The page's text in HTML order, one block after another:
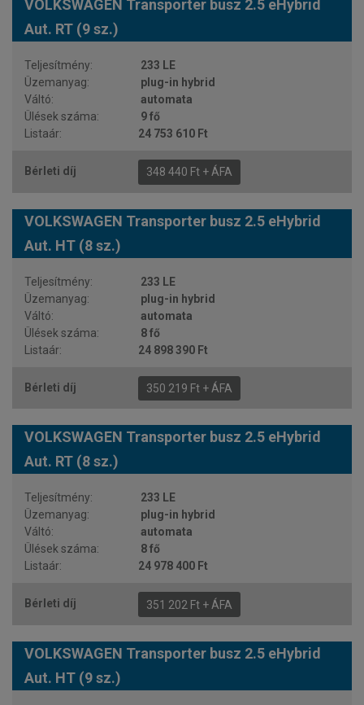
VOLKSWAGEN Transporter busz 2.5 eHybrid
Aut. RT (9 sz.)
233 LE
plug-in hybrid
automata
9 fő
24 753 610 Ft
348 440 Ft + ÁFA
VOLKSWAGEN Transporter busz 2.5 eHybrid
Aut. HT (8 sz.)
233 LE
plug-in hybrid
automata
8 fő
24 898 390 Ft
350 219 Ft + ÁFA
VOLKSWAGEN Transporter busz 2.5 eHybrid
Aut. RT (8 sz.)
233 LE
plug-in hybrid
automata
8 fő
24 978 400 Ft
351 202 Ft + ÁFA
VOLKSWAGEN Transporter busz 2.5 eHybrid
Aut. HT (9 sz.)